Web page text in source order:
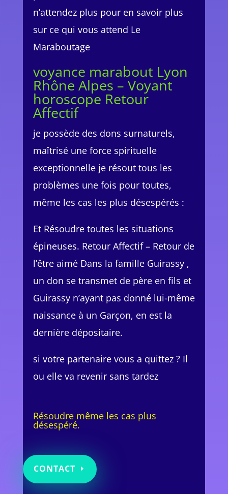
n’attendez plus pour en savoir plus
sur ce qui vous attend Le
Maraboutage
voyance marabout Lyon
Rhône Alpes – Voyant
horoscope Retour
Affectif
je possède des dons surnaturels,
maîtrisé une force spirituelle
exceptionnelle je résout tous les
problèmes une fois pour toutes,
même les cas les plus désespérés :
Et Résoudre toutes les situations
épineuses. Retour Affectif – Retour de
l’être aimé Dans la famille Guirassy ,
un don se transmet de père en fils et
Guirassy n’ayant pas donné lui-même
naissance à un Garçon, en est la
dernière dépositaire.
si votre partenaire vous a quittez ? Il
ou elle va revenir sans tardez
Résoudre même les cas plus
désespéré.
CONTACT